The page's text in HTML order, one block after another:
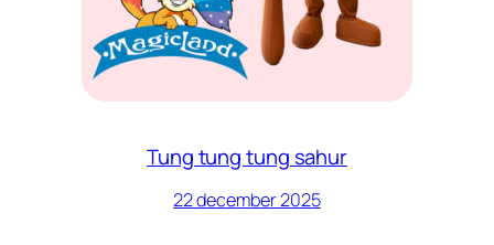
Tung tung tung sahur
22 december 2025